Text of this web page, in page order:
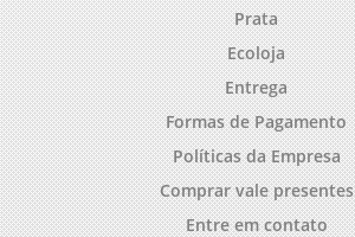
Prata
Ecoloja
Entrega
Formas de Pagamento
Políticas da Empresa
Comprar vale presentes
Entre em contato